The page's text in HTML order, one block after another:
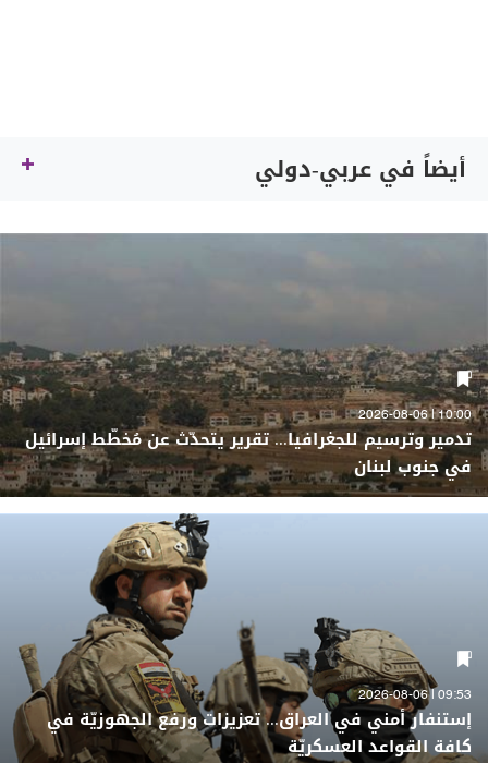
أيضاً في عربي-دولي
10:00 | 2026-08-06
تدمير وترسيم للجغرافيا... تقرير يتحدّث عن مُخطّط إسرائيل
في جنوب لبنان
09:53 | 2026-08-06
إستنفار أمني في العراق... تعزيزات ورفع الجهوزيّة في
كافة القواعد العسكريّة